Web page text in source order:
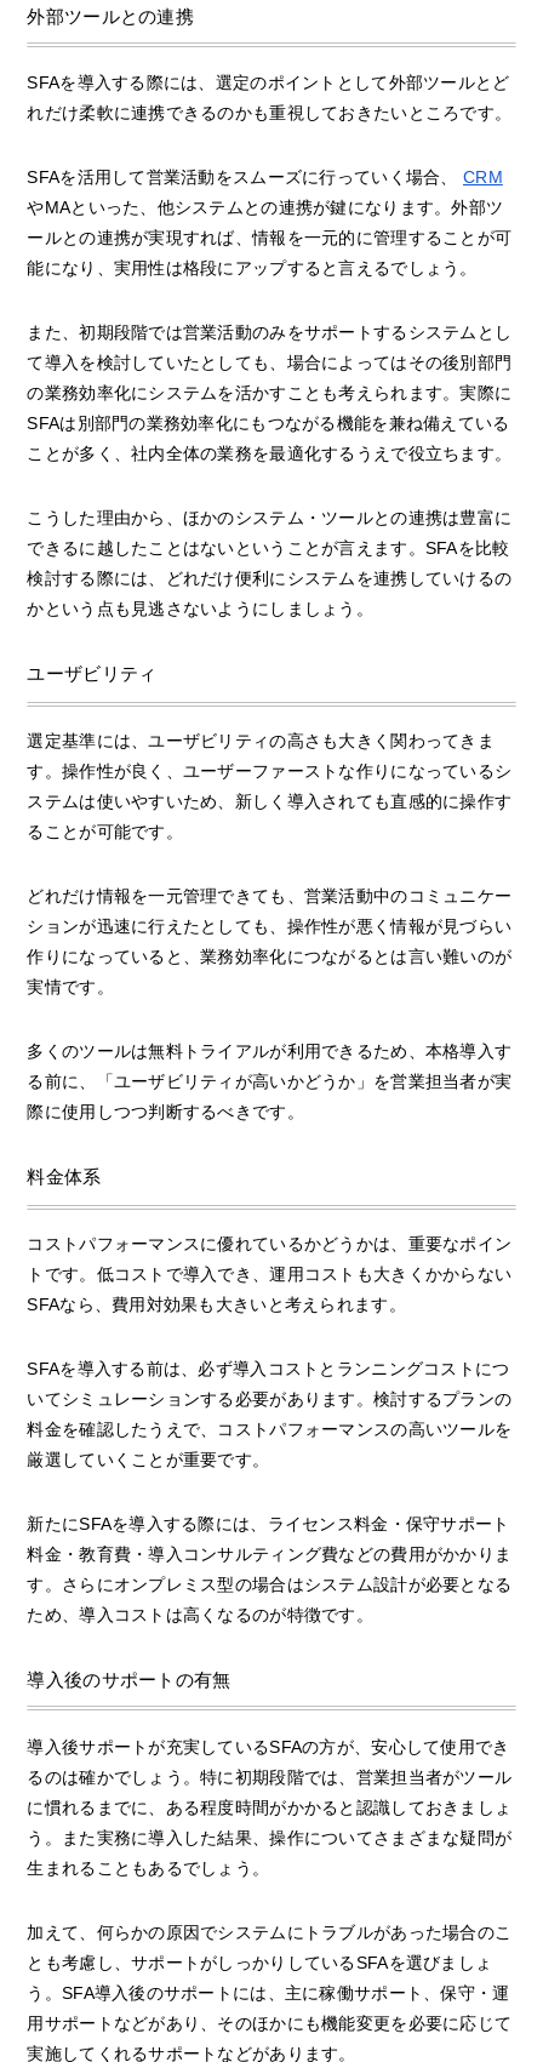
外部ツールとの連携
SFAを導入する際には、選定のポイントとして外部ツールとど
れだけ柔軟に連携できるのかも重視しておきたいところです。
SFAを活用して営業活動をスムーズに行っていく場合、 CRM
やMAといった、他システムとの連携が鍵になります。外部ツ
ールとの連携が実現すれば、情報を一元的に管理することが可
能になり、実用性は格段にアップすると言えるでしょう。
また、初期段階では営業活動のみをサポートするシステムとし
て導入を検討していたとしても、場合によってはその後別部門
の業務効率化にシステムを活かすことも考えられます。実際に
SFAは別部門の業務効率化にもつながる機能を兼ね備えている
ことが多く、社内全体の業務を最適化するうえで役立ちます。
こうした理由から、ほかのシステム・ツールとの連携は豊富に
できるに越したことはないということが言えます。SFAを比較
検討する際には、どれだけ便利にシステムを連携していけるの
かという点も見逃さないようにしましょう。
ユーザビリティ
選定基準には、ユーザビリティの高さも大きく関わってきま
す。操作性が良く、ユーザーファーストな作りになっているシ
ステムは使いやすいため、新しく導入されても直感的に操作す
ることが可能です。
どれだけ情報を一元管理できても、営業活動中のコミュニケー
ションが迅速に行えたとしても、操作性が悪く情報が見づらい
作りになっていると、業務効率化につながるとは言い難いのが
実情です。
多くのツールは無料トライアルが利用できるため、本格導入す
る前に、「ユーザビリティが高いかどうか」を営業担当者が実
際に使用しつつ判断するべきです。
料金体系
コストパフォーマンスに優れているかどうかは、重要なポイン
トです。低コストで導入でき、運用コストも大きくかからない
SFAなら、費用対効果も大きいと考えられます。
SFAを導入する前は、必ず導入コストとランニングコストにつ
いてシミュレーションする必要があります。検討するプランの
料金を確認したうえで、コストパフォーマンスの高いツールを
厳選していくことが重要です。
新たにSFAを導入する際には、ライセンス料金・保守サポート
料金・教育費・導入コンサルティング費などの費用がかかりま
す。さらにオンプレミス型の場合はシステム設計が必要となる
ため、導入コストは高くなるのが特徴です。
導入後のサポートの有無
導入後サポートが充実しているSFAの方が、安心して使用でき
るのは確かでしょう。特に初期段階では、営業担当者がツール
に慣れるまでに、ある程度時間がかかると認識しておきましょ
う。また実務に導入した結果、操作についてさまざまな疑問が
生まれることもあるでしょう。
加えて、何らかの原因でシステムにトラブルがあった場合のこ
とも考慮し、サポートがしっかりしているSFAを選びましょ
う。SFA導入後のサポートには、主に稼働サポート、保守・運
用サポートなどがあり、そのほかにも機能変更を必要に応じて
実施してくれるサポートなどがあります。